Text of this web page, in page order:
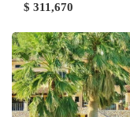
$ 311,670